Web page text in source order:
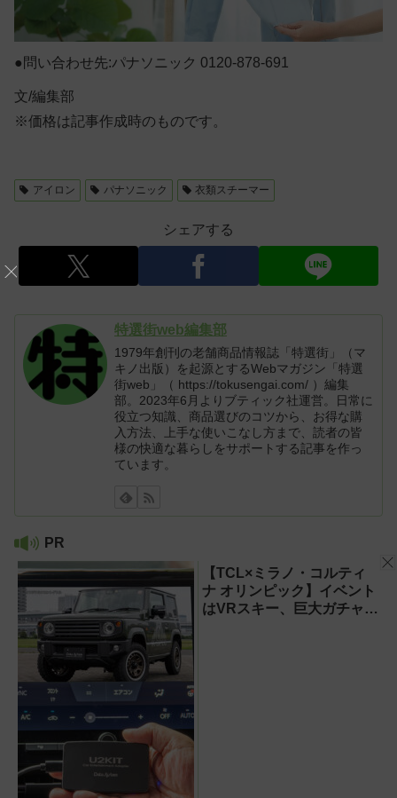
●問い合わせ先:パナソニック 0120-878-691
文/編集部
※価格は記事作成時のものです。
アイロン パナソニック 衣類スチーマー
シェアする
特選街web編集部
1979年創刊の老舗商品情報誌「特選街」（マ
キノ出版）を起源とするWebマガジン「特選
街web」（ https://tokusengai.com/ ）編集
部。2023年6月よりブティック社運営。日常に
役立つ知識、商品選びのコツから、お得な購
入方法、上手な使いこなし方まで、読者の皆
様の快適な暮らしをサポートする記事を作っ
ています。
PR
【TCL×ミラノ・コルティ
ナ オリンピック】イベント
はVRスキー、巨大ガチャな